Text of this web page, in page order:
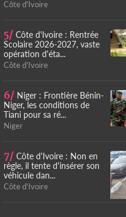
Côte d'Ivoire
5/ Côte d'Ivoire : Rentrée
Scolaire 2026-2027, vaste
opération d'éta...
Côte d'Ivoire
6/ Niger : Frontière Bénin-
Niger, les conditions de
Tiani pour sa ré...
Niger
7/ Côte d'Ivoire : Non en
règle, il tente d'insérer son
véhicule dan...
Côte d'Ivoire